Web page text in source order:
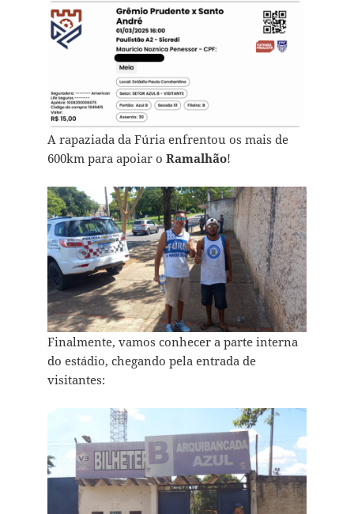
A rapaziada da Fúria enfrentou os mais de
600km para apoiar o Ramalhão!
Finalmente, vamos conhecer a parte interna
do estádio, chegando pela entrada de
visitantes: